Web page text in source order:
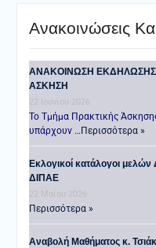
Ανακοινώσεις
ANAKOINΩΣΗ
ΑΣΚΗΣΗ
22 Ιουνίου 2026
Το Τμήμα Πρακτικής
υπάρχουν …Περισσότερα »
Εκλογικοί κατάλογοι
ΔΙΠΑΕ
22 Μαΐου 2026
Περισσότερα »
Αναβολή Μαθήματος κ.